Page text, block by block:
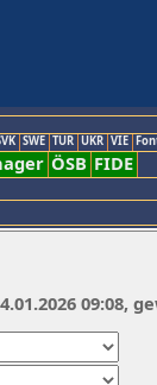
SWE TUR UKR VIE
ÖSB FIDE
09:08,